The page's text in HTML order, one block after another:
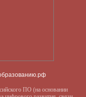
ПО (на основании